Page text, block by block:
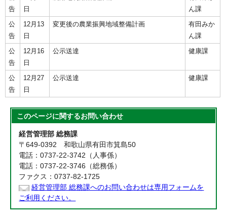
告
日
ん課
公
告
12月13
日
変更後の農業振興地域整備計画
有田みか
ん課
公
告
12月16
日
公示送達 健康課
公
告
12月27
日
公示送達 健康課
このページに関するお問い合わせ
経営管理部 総務課
〒649-0392 和歌山県有田市箕島50
電話：0737-22-3742（人事係）
電話：0737-22-3746（総務係）
ファクス：0737-82-1725
経営管理部 総務課へのお問い合わせは専用フォームを
ご利用ください。